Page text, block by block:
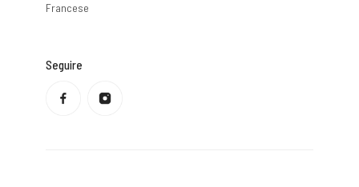
Francese
SeguireInformativa sulla privacy
Politica di rimborso